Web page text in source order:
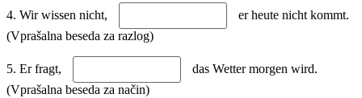
4. Wir wissen nicht,
er heute nicht kommt.
(Vprašalna beseda za razlog)
5. Er fragt,
das Wetter morgen wird.
(Vprašalna beseda za način)